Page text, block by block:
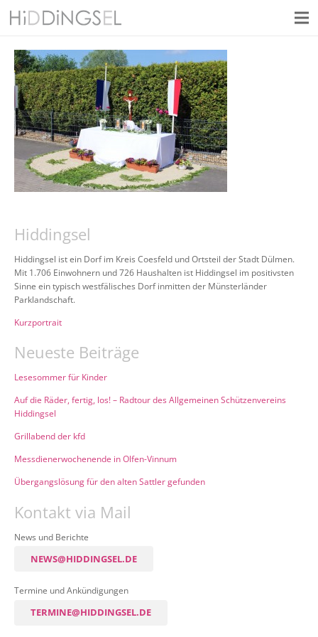
Hiddingsel
Hiddingsel ist ein Dorf im Kreis Coesfeld und Ortsteil der Stadt Dülmen.
Mit 1.706 Einwohnern und 726 Haushalten ist Hiddingsel im positivsten
Sinne ein typisch westfälisches Dorf inmitten der Münsterländer
Parklandschaft.
Kurzportrait
Neueste Beiträge
Lesesommer für Kinder
Auf die Räder, fertig, los! – Radtour des Allgemeinen Schützenvereins
Hiddingsel
Grillabend der kfd
Messdienerwochenende in Olfen-Vinnum
Übergangslösung für den alten Sattler gefunden
Kontakt via Mail
News und Berichte
NEWS@HIDDINGSEL.DE
Termine und Ankündigungen
TERMINE@HIDDINGSEL.DE